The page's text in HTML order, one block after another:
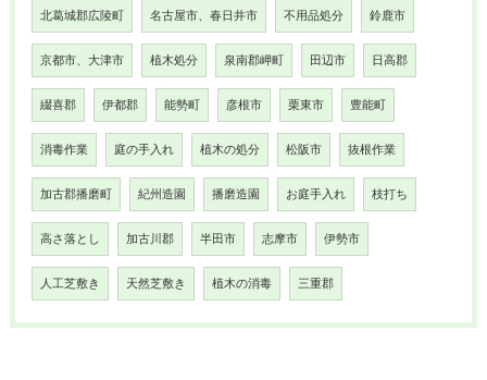
北葛城郡広陵町 名古屋市、春日井市 不用品処分 鈴鹿市
京都市、大津市 植木処分 泉南郡岬町 田辺市 日高郡
綴喜郡 伊都郡 能勢町 彦根市 栗東市 豊能町
消毒作業 庭の手入れ 植木の処分 松阪市 抜根作業
加古郡播磨町 紀州造園 播磨造園 お庭手入れ 枝打ち
高さ落とし 加古川郡 半田市 志摩市 伊勢市
人工芝敷き 天然芝敷き 植木の消毒 三重郡